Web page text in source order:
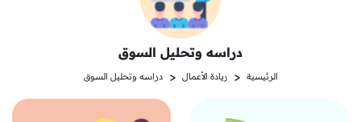
دراسه وتحليل السوق
الرئيسية < ريادة الأعمال < دراسه وتحليل السوق